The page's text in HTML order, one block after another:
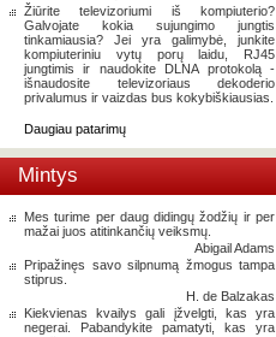
Žiūrite televizoriumi iš kompiuterio?
Galvojate kokia sujungimo jungtis
tinkamiausia? Jei yra galimybė, junkite
kompiuteriniu vytų porų laidu, RJ45
jungtimis ir naudokite DLNA protokolą -
išnaudosite televizoriaus dekoderio
privalumus ir vaizdas bus kokybiškiausias.
Daugiau patarimų
Mintys
Mes turime per daug didingų žodžių ir per
mažai juos atitinkančių veiksmų.
Abigail Adams
Pripažinęs savo silpnumą žmogus tampa
stiprus.
H. de Balzakas
Kiekvienas kvailys gali įžvelgti, kas yra
negerai. Pabandykite pamatyti, kas yra